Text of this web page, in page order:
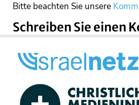
Bitte beachten Sie unsere
Schreiben Sie einen